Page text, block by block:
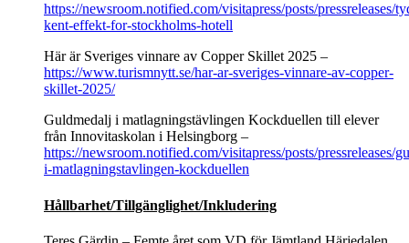
https://newsroom.notified.com/visitapress/posts/pressreleases/
kent-effekt-for-stockholms-hotell
Här är Sveriges vinnare av Copper Skillet 2025 –
https://www.turismnytt.se/har-ar-sveriges-vinnare-av-copper-
skillet-2025/
Guldmedalj i matlagningstävlingen Kockduellen till elever
från Innovitaskolan i Helsingborg –
https://newsroom.notified.com/visitapress/posts/pressreleases/
i-matlagningstavlingen-kockduellen
Hållbarhet/Tillgänglighet/Inkludering